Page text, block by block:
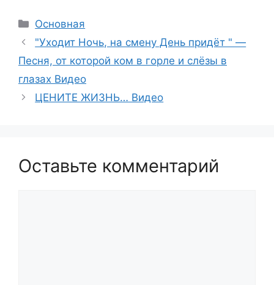
Рубрики
Основная
"Уходит Ночь, на смену День придёт " —
Песня, от которой ком в горле и слёзы в
глазах Видео
ЦЕНИТЕ ЖИЗНЬ… Видео
Оставьте комментарий